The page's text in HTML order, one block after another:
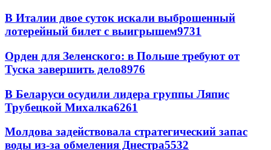
В Италии двое суток искали выброшенный
лотерейный билет с выигрышем9731
Орден для Зеленского: в Польше требуют от
Туска завершить дело8976
В Беларуси осудили лидера группы Ляпис
Трубецкой Михалка6261
Молдова задействовала стратегический запас
воды из-за обмеления Днестра5532